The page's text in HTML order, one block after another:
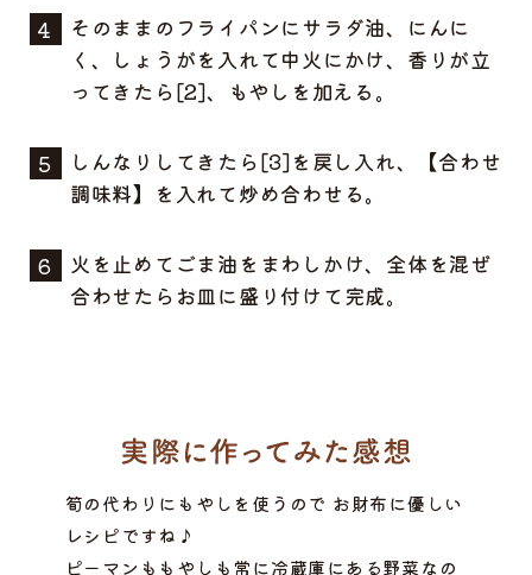
そのままのフライパンにサラダ油、にんに
く、しょうがを入れて中火にかけ、香りが立
ってきたら[2]、もやしを加える。
しんなりしてきたら[3]を戻し入れ、【合わせ
調味料】を入れて炒め合わせる。
火を止めてごま油をまわしかけ、全体を混ぜ
合わせたらお皿に盛り付けて完成。
筍の代わりにもやしを使うので お財布に優しい
レシピですね♪
ピーマンももやしも常に冷蔵庫にある野菜なの